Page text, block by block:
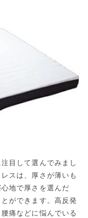
目して選んでみまし
スは、厚さが薄いも
地で厚さを選んだ
ができます。高反発
痛などに悩んでいる